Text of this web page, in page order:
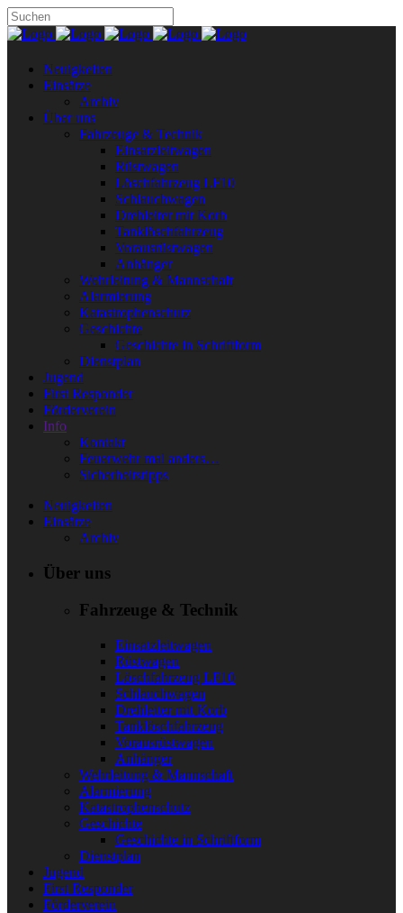
Neuigkeiten
Einsätze
Archiv
Über uns
Fahrzeuge & Technik
Einsatzleitwagen
Rüstwagen
Löschfahrzeug LF10
Schlauchwagen
Drehleiter mit Korb
Tanklöschfahrzeug
Vorausrüstwagen
Anhänger
Wehrleitung & Mannschaft
Alarmierung
Katastrophenschutz
Geschichte
Geschichte in Schriftform
Dienstplan
Jugend
First Responder
Förderverein
Info
Kontakt
Feuerwehr mal anders…
Sicherheitstipps
Neuigkeiten
Einsätze
Archiv
Über uns
Fahrzeuge & Technik
Einsatzleitwagen
Rüstwagen
Löschfahrzeug LF10
Schlauchwagen
Drehleiter mit Korb
Tanklöschfahrzeug
Vorausrüstwagen
Anhänger
Wehrleitung & Mannschaft
Alarmierung
Katastrophenschutz
Geschichte
Geschichte in Schriftform
Dienstplan
Jugend
First Responder
Förderverein